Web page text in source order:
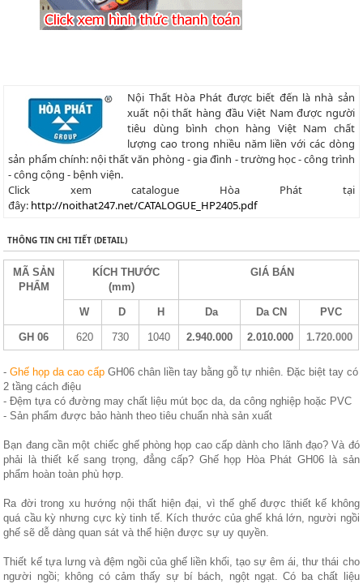
Nội Thất Hòa Phát được biết đến là nhà sản
xuất nội thất hàng đầu Việt Nam được người
tiêu dùng bình chọn hàng Việt Nam chất
lượng cao trong nhiều năm liền với các dòng
sản phẩm chính: nội thất văn phòng - gia đình - trường học - công trình
- công cộng - bệnh viện.
Click xem catalogue Hòa Phát tại
đây: http://noithat247.net/CATALOGUE_HP2405.pdf
THÔNG TIN CHI TIẾT (DETAIL)
MÃ SẢN
PHẨM
KÍCH THƯỚC
(mm)
GIÁ BÁN
W D H Da Da CN PVC
GH 06 620 730 1040 2.940.000 2.010.000 1.720.000
-Ghế họp da cao cấp GH06 chân liền tay bằng gỗ tự nhiên. Đặc biệt tay có
2 tầng cách điệu
- Đệm tựa có đường may chất liệu mút bọc da, da công nghiệp hoặc PVC
- Sản phẩm được bảo hành theo tiêu chuẩn nhà sản xuất
Bạn đang cần một chiếc ghế phòng họp cao cấp dành cho lãnh đạo? Và đó
phải là thiết kế sang trọng, đẳng cấp? Ghế họp Hòa Phát GH06 là sản
phẩm hoàn toàn phù hợp.
Ra đời trong xu hướng nội thất hiện đại, vì thế ghế được thiết kế không
quá cầu kỳ nhưng cực kỳ tinh tế. Kích thước của ghế khá lớn, người ngồi
ghế sẽ dễ dàng quan sát và thể hiện được sự uy quyền.
Thiết kế tựa lưng và đệm ngồi của ghế liền khối, tạo sự êm ái, thư thái cho
người ngồi; không có cảm thấy sự bí bách, ngột ngạt. Có ba chất liệu